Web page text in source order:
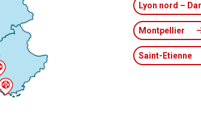
Lyon nord –
Montpellier
Saint-Etienne